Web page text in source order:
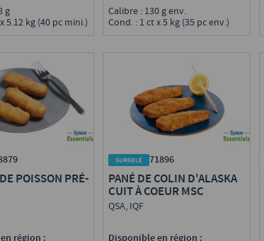
g
5.12 kg (40 pc mini.)
Calibre : 130 g env.
Cond. : 1 ct x 5 kg (35 pc env.)
POISSON PRÉ-
71896
PANÉ DE COLIN D'ALASKA
CUIT À COEUR MSC
QSA, IQF